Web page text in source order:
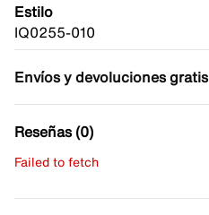
Estilo
IQ0255-010
Envíos y devoluciones gratis
Reseñas (0)
Failed to fetch